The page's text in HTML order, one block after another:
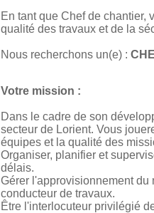
En tant que Chef de chantier,
qualité des travaux et de la
Nous recherchons un(e) :
Votre mission :
Dans le cadre de son
secteur de Lorient. Vous
équipes et la qualité des
Organiser, planifier et
délais.
Gérer l'approvisionnement du
conducteur de travaux.
Être l'interlocuteur privilégié